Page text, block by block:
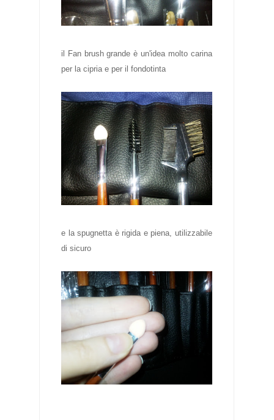
il Fan brush grande è un'idea molto carina
per la cipria e per il fondotinta
e la spugnetta è rigida e piena, utilizzabile
di sicuro